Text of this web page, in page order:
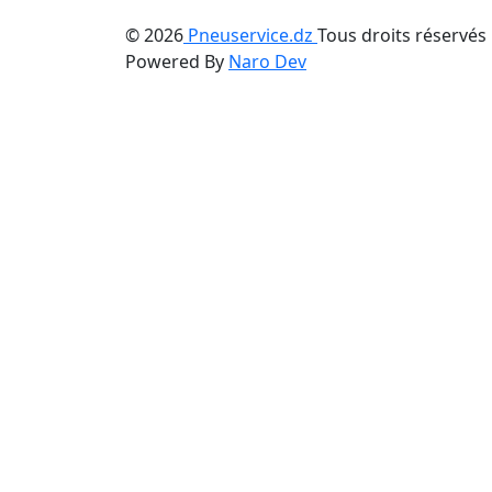
© 2026 Pneuservice.dz Tous droits réservés
Powered By Naro Dev